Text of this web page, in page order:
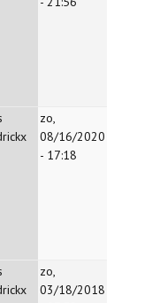
zo,
08/16/2020
- 17:18
zo,
03/18/2018